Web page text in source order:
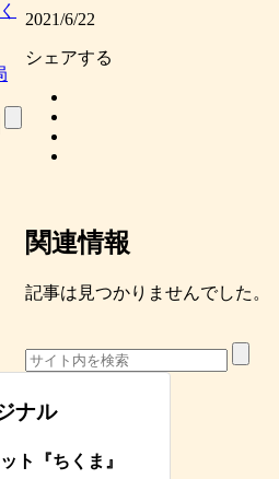
2021/6/22
シェアする
関連情報
記事は見つかりませんでした。
ナル
ト 『ちくま 』